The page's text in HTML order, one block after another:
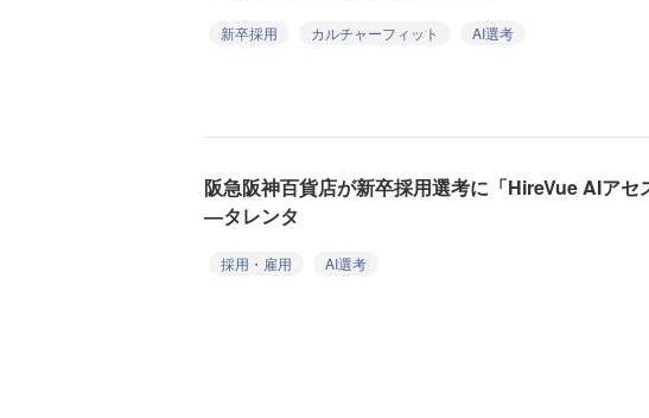
新卒採用 カルチャーフィット
AI選考
阪急阪神百貨店が新卒採用選考に「HireVue AIアセ
―タレンタ
採用・雇用
AI選考